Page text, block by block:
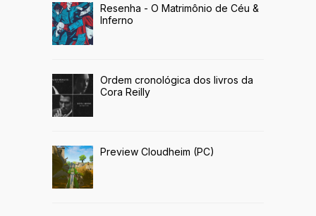
Resenha - O Matrimônio de Céu &
Inferno
Ordem cronológica dos livros da
Cora Reilly
Preview Cloudheim (PC)